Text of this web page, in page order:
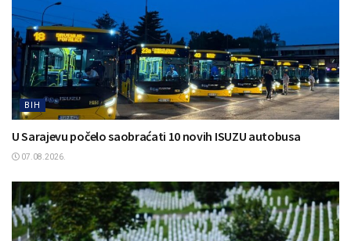
BIH
U Sarajevu počelo saobraćati 10 novih ISUZU autobusa
07.08.2026.